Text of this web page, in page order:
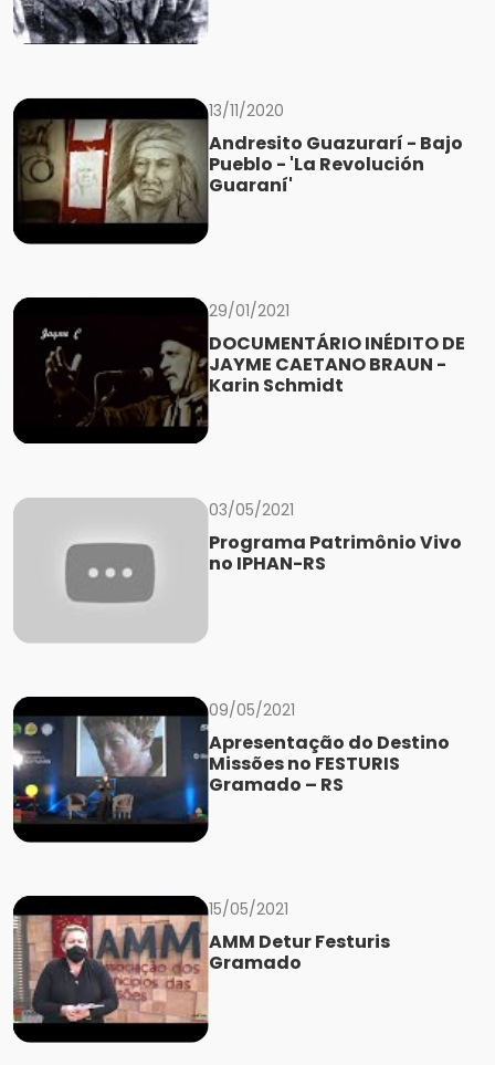
13/11/2020
Andresito Guazurarí - Bajo
Pueblo - 'La Revolución
Guaraní'
29/01/2021
DOCUMENTÁRIO INÉDITO DE
JAYME CAETANO BRAUN -
Karin Schmidt
03/05/2021
Programa Patrimônio Vivo
no IPHAN-RS
09/05/2021
Apresentação do Destino
Missões no FESTURIS
Gramado – RS
15/05/2021
AMM Detur Festuris
Gramado